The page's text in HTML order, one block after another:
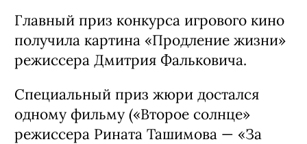
Главный приз конкурса игрового кино
получила картина «Продление жизни»
режиссера Дмитрия Фальковича.
Специальный приз жюри достался
одному фильму («Второе солнце»
режиссера Рината Ташимова — «За